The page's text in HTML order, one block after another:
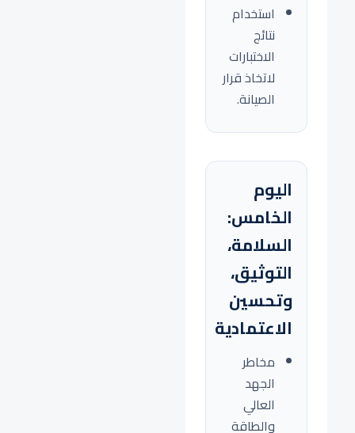
استخدام
نتائج
الاختبارات
لاتخاذ قرار
الصيانة.
اليوم
الخامس:
السلامة،
التوثيق،
وتحسين
الاعتمادية
مخاطر
الجهد
العالي
والطاقة